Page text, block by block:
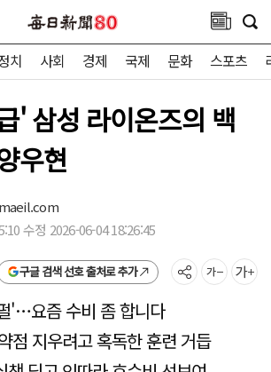
치 사회 경제 국제 문화 스포츠
' 삼성 라이온즈의 백
우현
수정 2026-06-04 18:26:45
구글 검색 선호 출처로 추가
'…요즘 수비 좀 합니다
점 지우려고 혹독한 훈련 거듭